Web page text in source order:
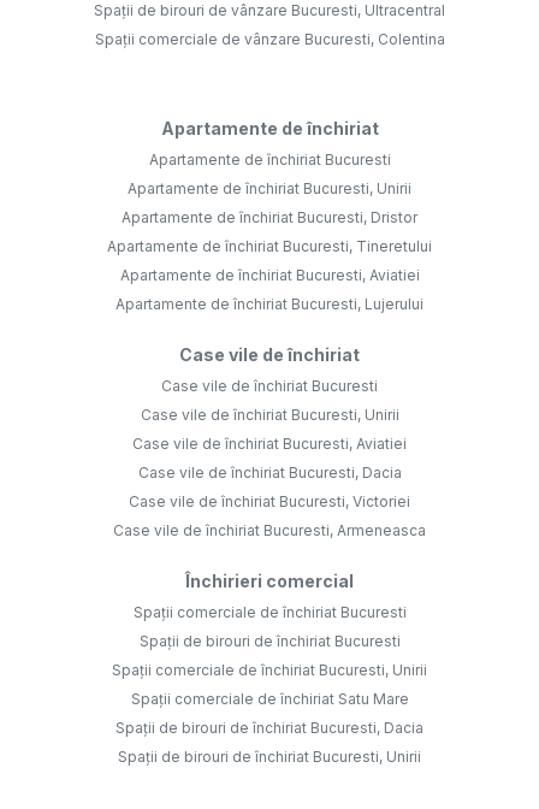
Spații de birouri de vânzare Bucuresti, Ultracentral
Spații comerciale de vânzare Bucuresti, Colentina
Apartamente de închiriat
Apartamente de închiriat Bucuresti
Apartamente de închiriat Bucuresti, Unirii
Apartamente de închiriat Bucuresti, Dristor
Apartamente de închiriat Bucuresti, Tineretului
Apartamente de închiriat Bucuresti, Aviatiei
Apartamente de închiriat Bucuresti, Lujerului
Case vile de închiriat
Case vile de închiriat Bucuresti
Case vile de închiriat Bucuresti, Unirii
Case vile de închiriat Bucuresti, Aviatiei
Case vile de închiriat Bucuresti, Dacia
Case vile de închiriat Bucuresti, Victoriei
Case vile de închiriat Bucuresti, Armeneasca
Închirieri comercial
Spații comerciale de închiriat Bucuresti
Spații de birouri de închiriat Bucuresti
Spații comerciale de închiriat Bucuresti, Unirii
Spații comerciale de închiriat Satu Mare
Spații de birouri de închiriat Bucuresti, Dacia
Spații de birouri de închiriat Bucuresti, Unirii